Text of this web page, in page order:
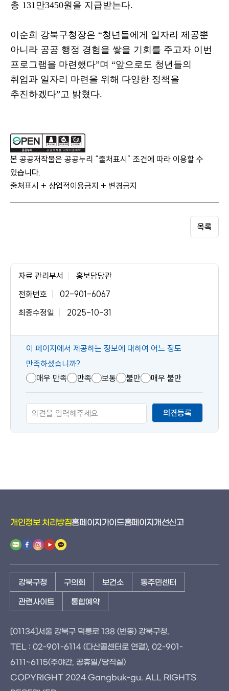
총 131만3450원을 지급받는다.
이순희 강북구청장은 “청년들에게 일자리 제공뿐
아니라 공공 행정 경험을 쌓을 기회를 주고자 이번
프로그램을 마련했다”며 “앞으로도 청년들의
취업과 일자리 마련을 위해 다양한 정책을
추진하겠다”고 밝혔다.
본 공공저작물은 공공누리 “출처표시” 조건에 따라 이용할 수
있습니다.
출처표시 + 상업적이용금지 + 변경금지
목록
자료 관리부서
홍보담당관
전화번호
02-901-6067
최종수정일
2025-10-31
콘
텐
츠
만
족
도
이 페이지에서 제공하는 정보에 대하여 어느 정도
만족하셨습니까?
매우 만족
만족 보통 불만 매우 불만
의견등록
개인정보 처리방침홈페이지가이드홈페이지개선신고
강북구청 구의회 보건소 동주민센터
관련사이트 통합예약
[01134]서울 강북구 덕릉로 138 (번동) 강북구청,
TEL : 02-901-6114 (다산콜센터로 연결), 02-901-
6111~6115(주야간, 공휴일/당직실)
COPYRIGHT 2024 Gangbuk-gu. ALL RIGHTS